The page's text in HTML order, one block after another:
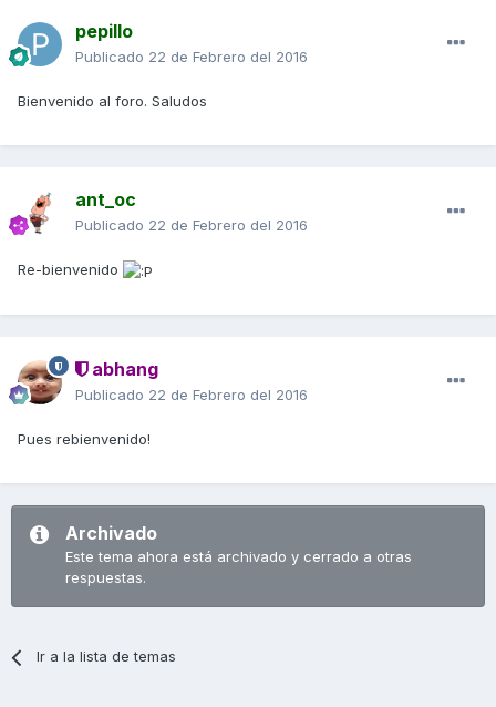
pepillo
Publicado 22 de Febrero del 2016
Bienvenido al foro. Saludos
ant_oc
Publicado 22 de Febrero del 2016
Re-bienvenido
abhang
Publicado 22 de Febrero del 2016
Pues rebienvenido!
Archivado
Este tema ahora está archivado y cerrado a otras
respuestas.
Ir a la lista de temas